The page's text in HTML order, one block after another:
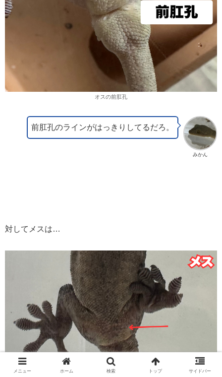
オスの前肛孔
みかん
前肛孔のラインがはっきりしてるだろ。
対してメスは…
メニュー ホーム 検索 トップ サイドバー